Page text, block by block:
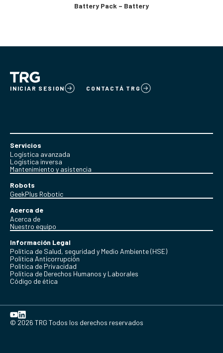
Battery Pack – Battery
INICIAR SESION CONTACTÁ TRG
Servicios
Logística avanzada
Logística inversa
Mantenimiento y asistencia
Robots
GeekPlus Robotic
Acerca de
Acerca de
Nuestro equipo
Información Legal
Política de Salud, seguridad y Medio Ambiente (HSE)
Política Anticorrupción
Politica de Privacidad
Política de Derechos Humanos y Laborales
Código de ética
© 2026 TRG Todos los derechos reservados